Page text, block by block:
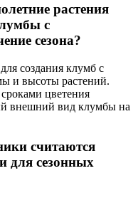
растения
с
сезона?
создания клумб с
и высоты растений.
цветения
внешний вид клумбы на
считаются
для сезонных